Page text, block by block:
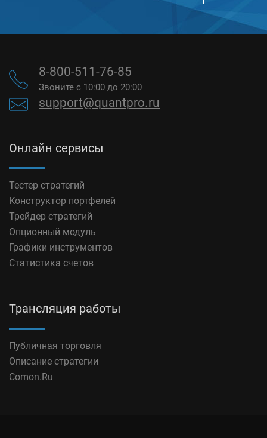
8-800-511-76-85
Звоните с 10:00 до 20:00
support@quantpro.ru
Онлайн сервисы
Тестер стратегий
Конструктор портфелей
Трейдер стратегий
Опционный модуль
Графики инструментов
Статистика счетов
Трансляция работы
Публичная торговля
Описание стратегии
Comon.Ru